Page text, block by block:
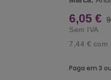
6,05 €
Sem IVA
7,44 € com